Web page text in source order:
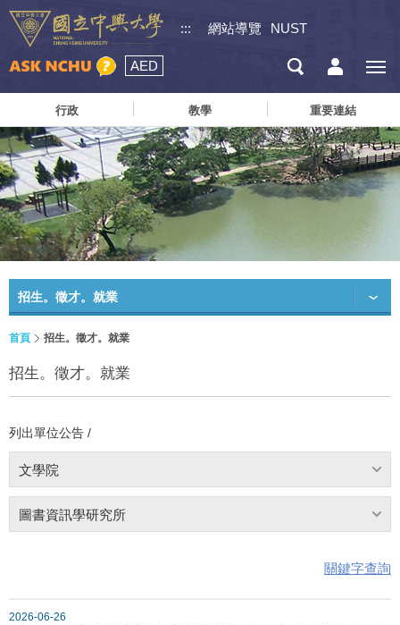
::: 網站導覽 NUST
AED
行政 教學 重要連結
招生。徵才。就業
首頁 招生。徵才。就業
招生。徵才。就業
列出單位公告 /
文學院
圖書資訊學研究所
關鍵字查詢
2026-06-26